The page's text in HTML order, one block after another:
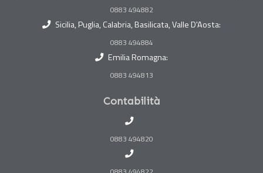
0883 494882
Sicilia, Puglia, Calabria, Basilicata, Valle D'Aosta:
0883 494884
Emilia Romagna:
0883 494813
Contabilità
0883 494820